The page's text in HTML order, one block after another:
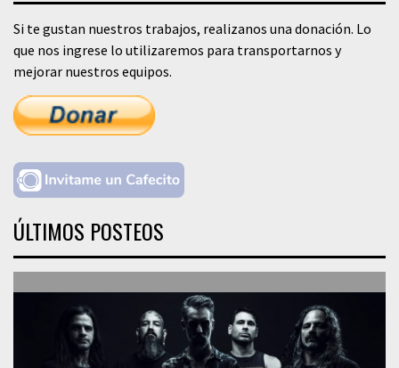
Si te gustan nuestros trabajos, realizanos una donación. Lo
que nos ingrese lo utilizaremos para transportarnos y
mejorar nuestros equipos.
ÚLTIMOS POSTEOS